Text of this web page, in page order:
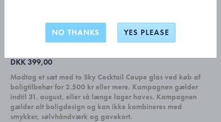
DKK 399,00
Modtag et sæt med to Sky Cocktail Coupe glas ved køb af
boligtilbehør for 2.500 kr eller mere. Kampagnen gælder
indtil 31. august, eller så længe lager haves. Kampagnen
gælder alt boligdesign og kan ikke kombineres med
smykker, sølvhåndværk og gavekort.
NO THANKS YES PLEASE